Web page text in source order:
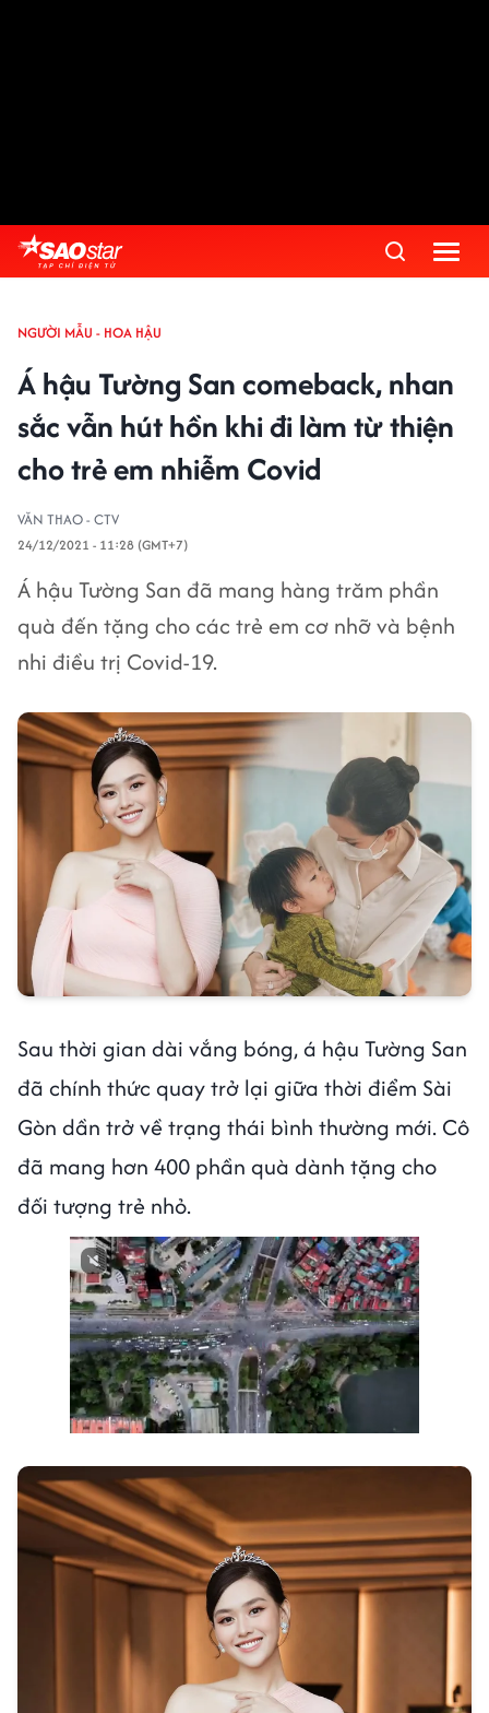
NGƯỜI MẪU - HOA HẬU
Á hậu Tường San comeback, nhan
sắc vẫn hút hồn khi đi làm từ thiện
cho trẻ em nhiễm Covid
VĂN THAO - CTV
24/12/2021 - 11:28 (GMT+7)
Á hậu Tường San đã mang hàng trăm phần
quà đến tặng cho các trẻ em cơ nhỡ và bệnh
nhi điều trị Covid-19.
Sau thời gian dài vắng bóng, á hậu Tường San
đã chính thức quay trở lại giữa thời điểm Sài
Gòn dần trở về trạng thái bình thường mới. Cô
đã mang hơn 400 phần quà dành tặng cho
đối tượng trẻ nhỏ.